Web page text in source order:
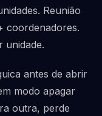
Reunião
coordenadores.
unidade.
antes de abrir
modo apagar
outra, perde